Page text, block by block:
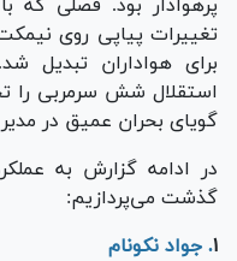
پرهوادار بود. فصلی که
تغییرات پیاپی روی
برای هواداران تبدیل
استقلال شش سرمربی را
گویای بحران عمیق در
گذشت می‌پردازیم:
۱. جواد نکونام